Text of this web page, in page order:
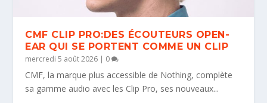
CMF CLIP PRO:DES ÉCOUTEURS OPEN-
EAR QUI SE PORTENT COMME UN CLIP
mercredi 5 août 2026 | 0
CMF, la marque plus accessible de Nothing, complète
sa gamme audio avec les Clip Pro, ses nouveaux...